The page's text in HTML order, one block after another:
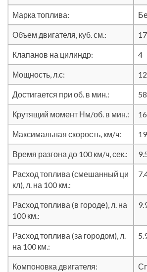
Марка топлива:
Объем двигателя, куб. см.:
Клапанов на цилиндр: 4
Мощность, л.с:
Достигается при об. в мин.:
Крутящий момент Нм/об. в мин.:
Максимальная скорость, км/ч:
Время разгона до 100 км/ч, сек.:
Расход топлива (смешанный ци
кл), л. на 100 км.:
Расход топлива (в городе), л. на
100 км.:
Расход топлива (за городом), л.
на 100 км.:
Компоновка двигателя: